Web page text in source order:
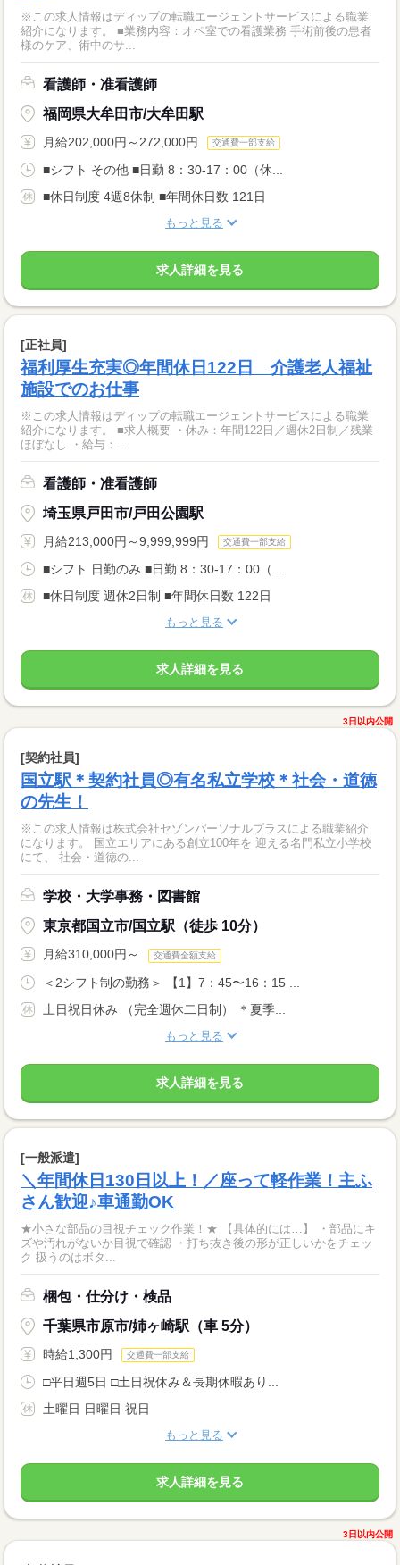
※この求人情報はディップの転職エージェントサービスによる職業
紹介になります。 ■業務内容：オペ室での看護業務 手術前後の患者
様のケア、術中のサ...
看護師・准看護師
福岡県大牟田市/大牟田駅
月給202,000円～272,000円 交通費一部支給
■シフト その他 ■日勤 8：30-17：00（休...
■休日制度 4週8休制 ■年間休日数 121日
もっと見る
求人詳細を見る
[正社員]
福利厚生充実◎年間休日122日 介護老人福祉
施設でのお仕事
※この求人情報はディップの転職エージェントサービスによる職業
紹介になります。 ■求人概要 ・休み：年間122日／週休2日制／残業
ほぼなし ・給与：...
看護師・准看護師
埼玉県戸田市/戸田公園駅
月給213,000円～9,999,999円 交通費一部支給
■シフト 日勤のみ ■日勤 8：30-17：00（...
■休日制度 週休2日制 ■年間休日数 122日
もっと見る
求人詳細を見る
3日以内公開
[契約社員]
国立駅＊契約社員◎有名私立学校＊社会・道徳
の先生！
※この求人情報は株式会社セゾンパーソナルプラスによる職業紹介
になります。 国立エリアにある創立100年を 迎える名門私立小学校
にて、 社会・道徳の...
学校・大学事務・図書館
東京都国立市/国立駅（徒歩 10分）
月給310,000円～ 交通費全額支給
＜2シフト制の勤務＞ 【1】7：45〜16：15 ...
土日祝日休み （完全週休二日制） ＊夏季...
もっと見る
求人詳細を見る
[一般派遣]
＼年間休日130日以上！／座って軽作業！主ふ
さん歓迎♪車通勤OK
★小さな部品の目視チェック作業！★ 【具体的には…】 ・部品にキ
ズや汚れがないか目視で確認 ・打ち抜き後の形が正しいかをチェッ
ク 扱うのはボタ...
梱包・仕分け・検品
千葉県市原市/姉ヶ崎駅（車 5分）
時給1,300円 交通費一部支給
□平日週5日 □土日祝休み＆長期休暇あり...
土曜日 日曜日 祝日
もっと見る
求人詳細を見る
3日以内公開